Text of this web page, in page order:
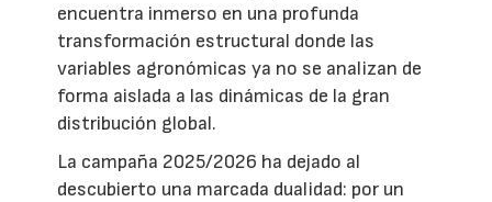
encuentra inmerso en una profunda
transformación estructural donde las
variables agronómicas ya no se analizan de
forma aislada a las dinámicas de la gran
distribución global.
La campaña 2025/2026 ha dejado al
descubierto una marcada dualidad: por un